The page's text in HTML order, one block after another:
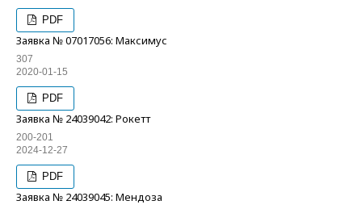
PDF
Заявка № 07017056: Максимус
307
2020-01-15
PDF
Заявка № 24039042: Рокетт
200-201
2024-12-27
PDF
Заявка № 24039045: Мендоза